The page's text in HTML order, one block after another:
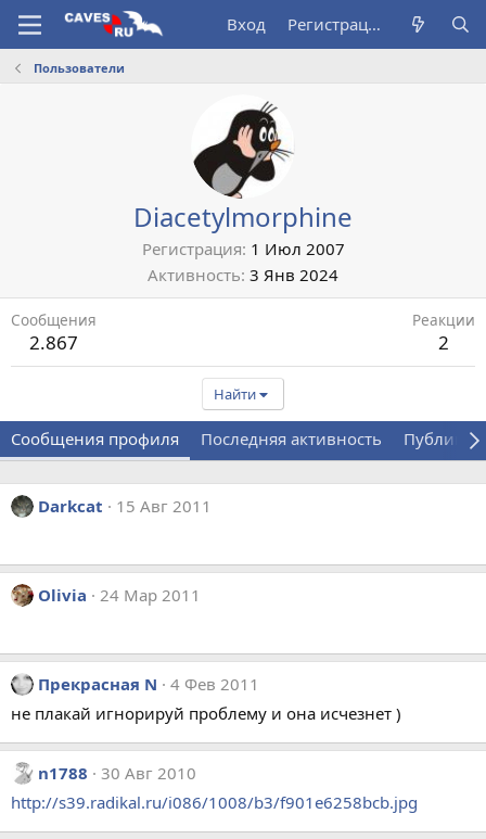
Вход Регистрация
Пользователи
Diacetylmorphine
Регистрация 1 Июл 2007
Активность 3 Янв 2024
Сообщения
2.867
Реакции
2
Найти
Сообщения профиля Последняя активность
Darkcat 15 Авг 2011
Olivia 24 Мар 2011
Прекрасная N
4 Фев 2011
не плакай игнорируй проблему и она исчезнет )
n1788
30 Авг 2010
http://s39.radikal.ru/i086/1008/b3/f901e6258bcb.jpg